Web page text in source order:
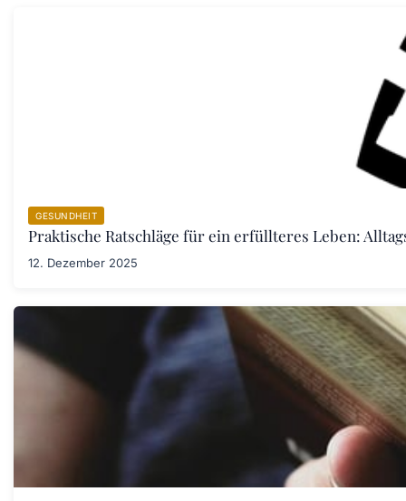
GESUNDHEIT
Praktische Ratschläge für ein erfüllteres Leben:
12. Dezember 2025